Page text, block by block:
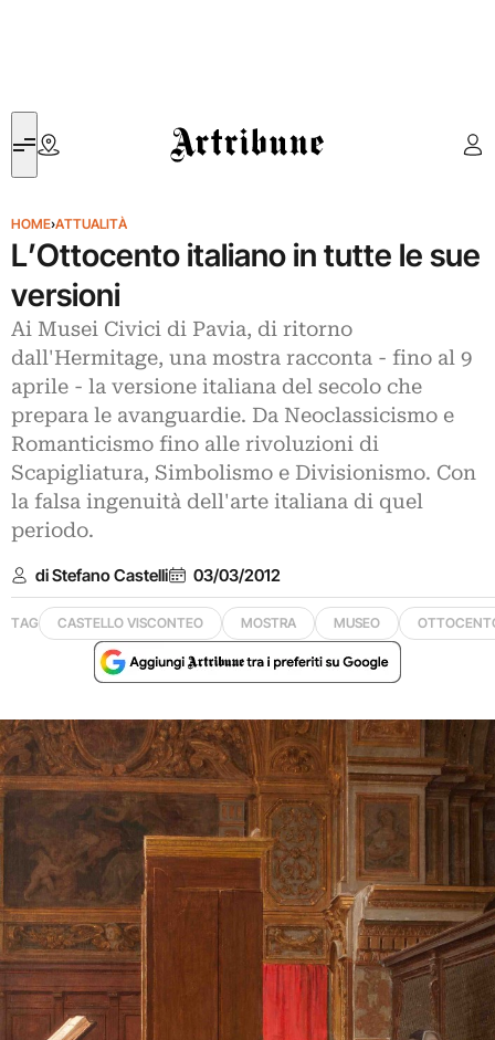
Artribune
HOME›ATTUALITÀ
L’Ottocento italiano in tutte le sue
versioni
Ai Musei Civici di Pavia, di ritorno
dall'Hermitage, una mostra racconta - fino al 9
aprile - la versione italiana del secolo che
prepara le avanguardie. Da Neoclassicismo e
Romanticismo fino alle rivoluzioni di
Scapigliatura, Simbolismo e Divisionismo. Con
la falsa ingenuità dell'arte italiana di quel
periodo.
di Stefano Castelli 03/03/2012
TAG CASTELLO VISCONTEO MOSTRA MUSEO